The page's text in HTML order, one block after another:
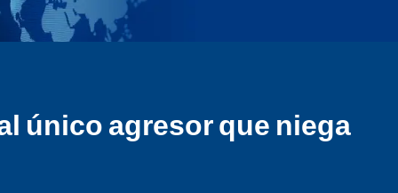
único agresor que niega